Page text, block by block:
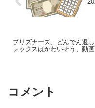
プリズナーズ、どんでん返
レックスはかわいそう、動画
コメント